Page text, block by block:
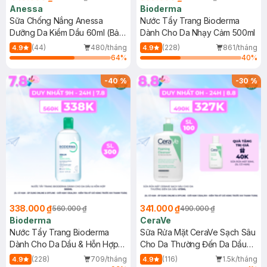
Anessa
Sữa Chống Nắng Anessa
Dưỡng Da Kiềm Dầu 60ml (Bản
Mới)
4.9 (44)
480/tháng
64%
Bioderma
Nước Tẩy Trang Bioderma
Dành Cho Da Nhạy Cảm 500ml
4.9 (228)
861/tháng
40%
-40%
338.000 ₫560.000 ₫
Bioderma
Nước Tẩy Trang Bioderma
Dành Cho Da Dầu & Hỗn Hợp
500ml
4.9 (228)
709/tháng
-30%
341.000 ₫490.000 ₫
CeraVe
Sữa Rửa Mặt CeraVe Sạch Sâu
Cho Da Thường Đến Da Dầu
473ml
4.9 (116)
1.5k/tháng